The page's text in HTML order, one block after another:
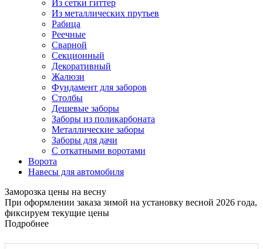
Из сетки гиттер
Из металлических прутьев
Рабица
Реечные
Сварной
Секционный
Декоративный
Жалюзи
Фундамент для заборов
Столбы
Дешевые заборы
Заборы из поликарбоната
Металлические заборы
Заборы для дачи
С откатными воротами
Ворота
Навесы для автомобиля
Заморозка цены на весну
При оформлении заказа зимой на установку весной 2026 года,
фиксируем текущие цены
Подробнее